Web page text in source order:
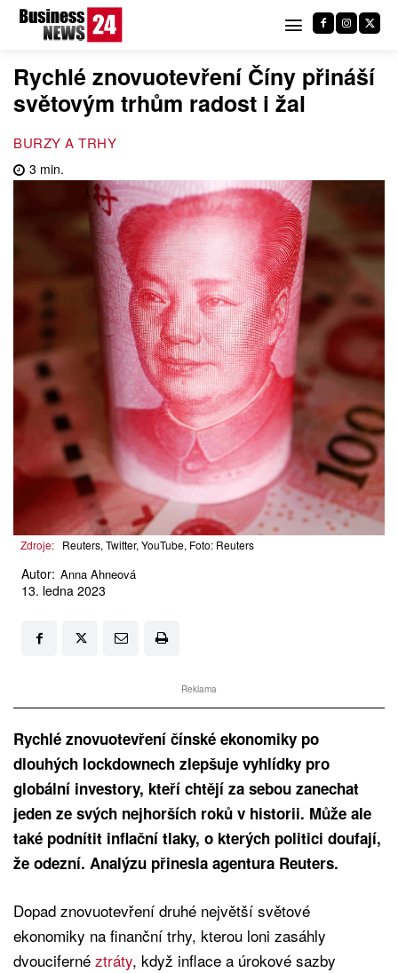
Rychlé znovuotevření Číny přináší
světovým trhům radost i žal
BURZY A TRHY
3 min.
Zdroje: Reuters, Twitter, YouTube, Foto: Reuters
Autor: Anna Ahneová
13. ledna 2023
Reklama
Rychlé znovuotevření čínské ekonomiky po
dlouhých lockdownech zlepšuje vyhlídky pro
globální investory, kteří chtějí za sebou zanechat
jeden ze svých nejhorších roků v historii. Může ale
také podnítit inflační tlaky, o kterých politici doufají,
že odezní. Analýzu přinesla agentura Reuters.
Dopad znovuotevření druhé největší světové
ekonomiky na finanční trhy, kterou loni zasáhly
dvouciferné ztráty, když inflace a úrokové sazby